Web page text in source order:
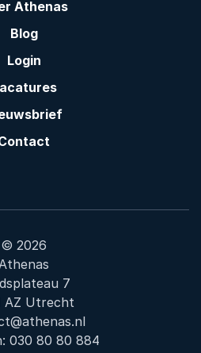
Athenas
Blog
Login
© 2026
7
AZ Utrecht
030 80 80 884